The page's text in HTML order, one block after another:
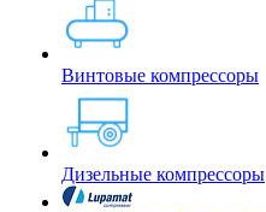
Винтовые компрессоры
Дизельные компрессоры